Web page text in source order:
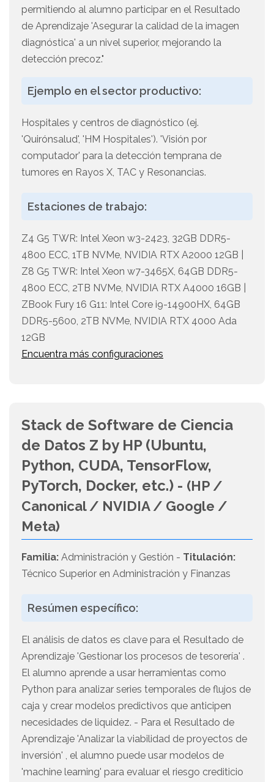
permitiendo al alumno participar en el Resultado
de Aprendizaje 'Asegurar la calidad de la imagen
diagnóstica' a un nivel superior, mejorando la
detección precoz."
Ejemplo en el sector productivo:
Hospitales y centros de diagnóstico (ej.
'Quirónsalud', 'HM Hospitales'). 'Visión por
computador' para la detección temprana de
tumores en Rayos X, TAC y Resonancias.
Estaciones de trabajo:
Z4 G5 TWR: Intel Xeon w3-2423, 32GB DDR5-
4800 ECC, 1TB NVMe, NVIDIA RTX A2000 12GB |
Z8 G5 TWR: Intel Xeon w7-3465X, 64GB DDR5-
4800 ECC, 2TB NVMe, NVIDIA RTX A4000 16GB |
ZBook Fury 16 G11: Intel Core i9-14900HX, 64GB
DDR5-5600, 2TB NVMe, NVIDIA RTX 4000 Ada
12GB
Encuentra más configuraciones
Stack de Software de Ciencia
de Datos Z by HP (Ubuntu,
Python, CUDA, TensorFlow,
PyTorch, Docker, etc.) - (HP /
Canonical / NVIDIA / Google /
Meta)
Familia: Administración y Gestión - Titulación:
Técnico Superior en Administración y Finanzas
Resúmen específico:
El análisis de datos es clave para el Resultado de
Aprendizaje 'Gestionar los procesos de tesorería' .
El alumno aprende a usar herramientas como
Python para analizar series temporales de flujos de
caja y crear modelos predictivos que anticipen
necesidades de liquidez. - Para el Resultado de
Aprendizaje 'Analizar la viabilidad de proyectos de
inversión' , el alumno puede usar modelos de
'machine learning' para evaluar el riesgo crediticio